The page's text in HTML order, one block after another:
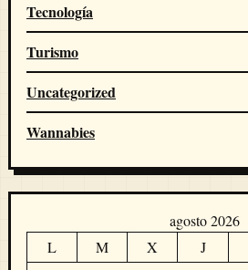
Tecnología
Turismo
Uncategorized
Wannabies
agosto 2026
L
M X J